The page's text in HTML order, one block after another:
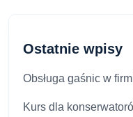
Ostatnie wpisy
Obsługa gaśnic w
Kurs dla